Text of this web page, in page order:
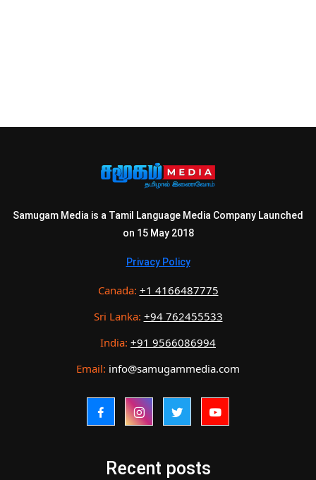
Samugam Media is a Tamil Language Media Company Launched
on 15 May 2018
Privacy Policy
Canada: +1 4166487775
Sri Lanka: +94 762455533
India: +91 9566086994
Email: info@samugammedia.com
Recent posts